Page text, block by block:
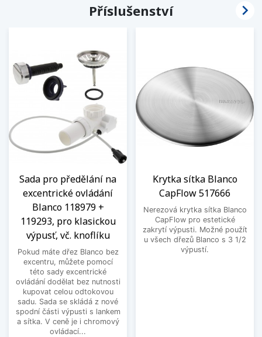
Příslušenství
Sada pro předělání na
excentrické ovládání
Blanco 118979 +
119293, pro klasickou
výpusť, vč. knoflíku
Pokud máte dřez Blanco bez
excentru, můžete pomocí
této sady excentrické
ovládání dodělat bez nutnosti
kupovat celou odtokovou
sadu. Sada se skládá z nové
spodní části výpusti s lankem
a sítka. V ceně je i chromový
ovládací...
Krytka sítka Blanco
CapFlow 517666
Nerezová krytka sítka Blanco
CapFlow pro estetické
zakrytí výpusti. Možné použít
u všech dřezů Blanco s 3 1/2
výpustí.
